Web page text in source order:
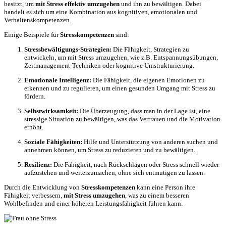
besitzt, um mit Stress effektiv umzugehen und ihn zu bewältigen. Dabei
handelt es sich um eine Kombination aus kognitiven, emotionalen und
Verhaltenskompetenzen.
Einige Beispiele fürStresskompetenzen sind:
Stressbewältigungs-Strategien: Die Fähigkeit, Strategien zu
entwickeln, um mit Stress umzugehen, wie z.B. Entspannungsübungen,
Zeitmanagement-Techniken oder kognitive Umstrukturierung.
Emotionale Intelligenz: Die Fähigkeit, die eigenen Emotionen zu
erkennen und zu regulieren, um einen gesunden Umgang mit Stress zu
fördern.
Selbstwirksamkeit: Die Überzeugung, dass man in der Lage ist, eine
stressige Situation zu bewältigen, was das Vertrauen und die Motivation
erhöht.
Soziale Fähigkeiten: Hilfe und Unterstützung von anderen suchen und
annehmen können, um Stress zu reduzieren und zu bewältigen.
Resilienz: Die Fähigkeit, nach Rückschlägen oder Stress schnell wieder
aufzustehen und weiterzumachen, ohne sich entmutigen zu lassen.
Durch die Entwicklung von Stresskompetenzen kann eine Person ihre
Fähigkeit verbessern, mit Stress umzugehen, was zu einem besseren
Wohlbefinden und einer höheren Leistungsfähigkeit führen kann.